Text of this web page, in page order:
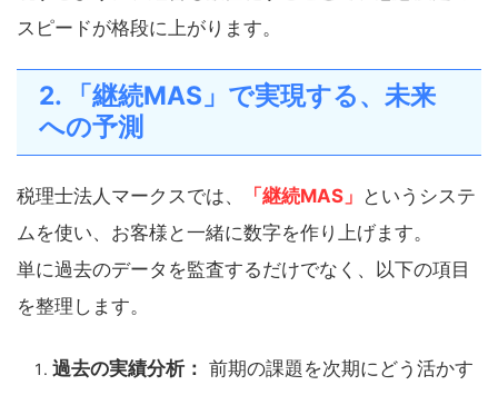
スピードが格段に上がります。
2. 「継続MAS」で実現する、未来
への予測
税理士法人マークスでは、 「継続MAS」 というシステ
ムを使い、お客様と一緒に数字を作り上げます。
単に過去のデータを監査するだけでなく、以下の項目
を整理します。
過去の実績分析： 前期の課題を次期にどう活かす